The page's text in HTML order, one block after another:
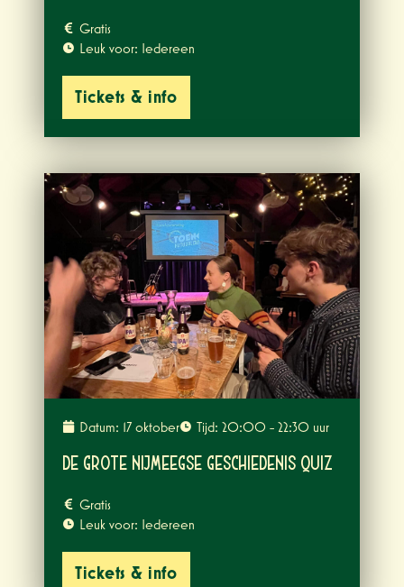
Gratis
Leuk voor: Iedereen
Tickets & info
Datum: 17 oktober Tijd: 20:00 - 22:30 uur
De Grote Nijmeegse Geschiedenis Quiz
Gratis
Leuk voor: Iedereen
Tickets & info